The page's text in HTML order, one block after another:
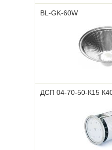
BL-GK-60W
ДСП 04-70-50-К15